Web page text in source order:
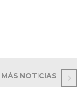
MÁS NOTICIAS